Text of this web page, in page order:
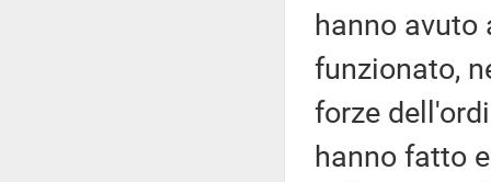
hanno avuto
funzionato,
forze
hanno fatto